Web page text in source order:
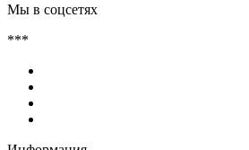
Мы в соцсетях
***